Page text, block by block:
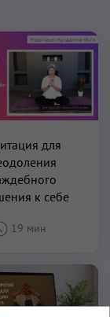
для
к себе
19 мин